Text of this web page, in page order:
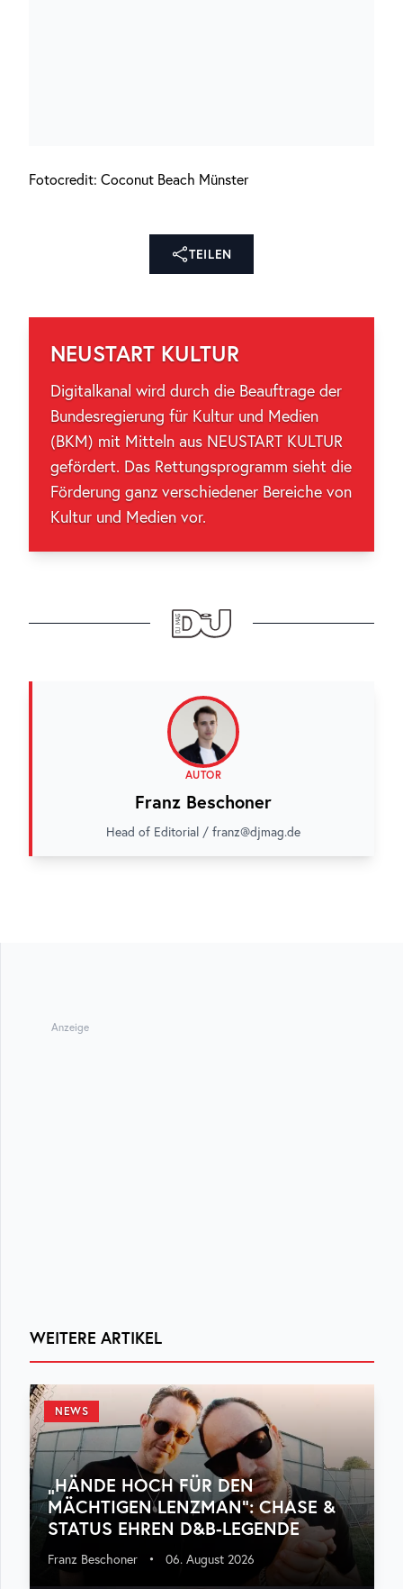
Fotocredit: Coconut Beach Münster
TEILEN
NEUSTART KULTUR
Digitalkanal wird durch die Beauftrage der
Bundesregierung für Kultur und Medien
(BKM) mit Mitteln aus NEUSTART KULTUR
gefördert. Das Rettungsprogramm sieht die
Förderung ganz verschiedener Bereiche von
Kultur und Medien vor.
AUTOR
Franz Beschoner
Head of Editorial / franz@djmag.de
Anzeige
WEITERE ARTIKEL
NEWS
„HÄNDE HOCH FÜR DEN
MÄCHTIGEN LENZMAN“: CHASE &
STATUS EHREN D&B-LEGENDE
Franz Beschoner • 06. August 2026